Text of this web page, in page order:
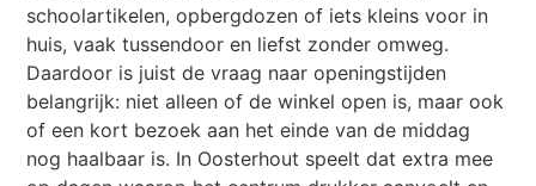
schoolartikelen, opbergdozen of iets kleins voor in
huis, vaak tussendoor en liefst zonder omweg.
Daardoor is juist de vraag naar openingstijden
belangrijk: niet alleen of de winkel open is, maar ook
of een kort bezoek aan het einde van de middag
nog haalbaar is. In Oosterhout speelt dat extra mee